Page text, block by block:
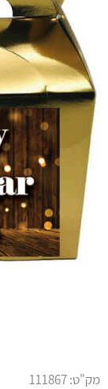
מק"ט:111867